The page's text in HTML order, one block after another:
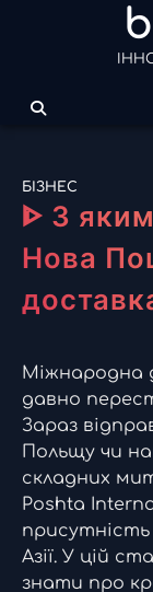
БІЗНЕС
ᐈ З
Нова
Міжнародна
давно
Зараз
Польщу чи
складних
Poshta
присутність
Азії. У цій
знати про